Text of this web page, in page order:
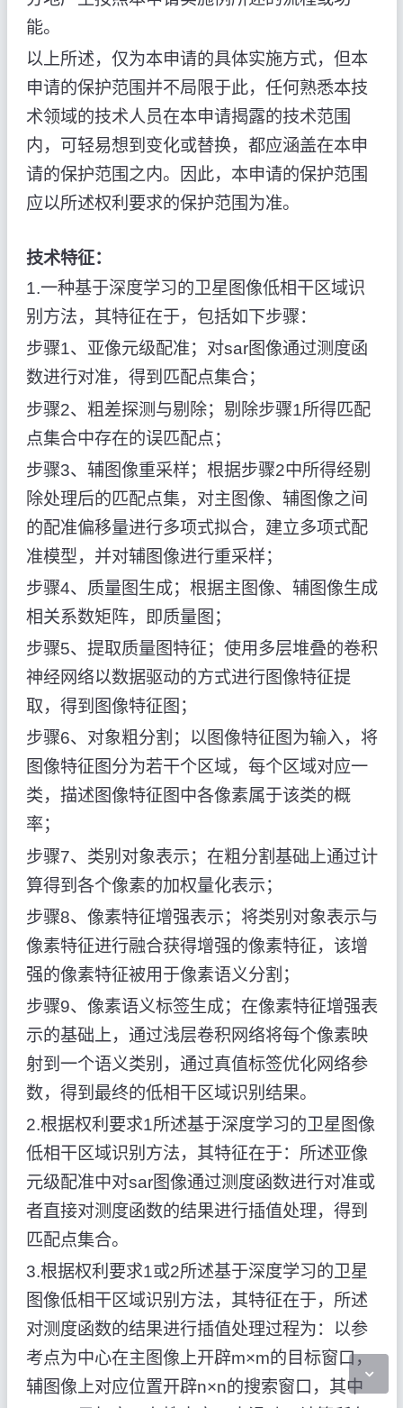
能。
以上所述，仅为本申请的具体实施方式，但本
申请的保护范围并不局限于此，任何熟悉本技
术领域的技术人员在本申请揭露的技术范围
内，可轻易想到变化或替换，都应涵盖在本申
请的保护范围之内。因此，本申请的保护范围
应以所述权利要求的保护范围为准。
技术特征：
1.一种基于深度学习的卫星图像低相干区域识
别方法，其特征在于，包括如下步骤：
步骤1、亚像元级配准；对sar图像通过测度函
数进行对准，得到匹配点集合；
步骤2、粗差探测与剔除；剔除步骤1所得匹配
点集合中存在的误匹配点；
步骤3、辅图像重采样；根据步骤2中所得经剔
除处理后的匹配点集，对主图像、辅图像之间
的配准偏移量进行多项式拟合，建立多项式配
准模型，并对辅图像进行重采样；
步骤4、质量图生成；根据主图像、辅图像生成
相关系数矩阵，即质量图；
步骤5、提取质量图特征；使用多层堆叠的卷积
神经网络以数据驱动的方式进行图像特征提
取，得到图像特征图；
步骤6、对象粗分割；以图像特征图为输入，将
图像特征图分为若干个区域，每个区域对应一
类，描述图像特征图中各像素属于该类的概
率；
步骤7、类别对象表示；在粗分割基础上通过计
算得到各个像素的加权量化表示；
步骤8、像素特征增强表示；将类别对象表示与
像素特征进行融合获得增强的像素特征，该增
强的像素特征被用于像素语义分割；
步骤9、像素语义标签生成；在像素特征增强表
示的基础上，通过浅层卷积网络将每个像素映
射到一个语义类别，通过真值标签优化网络参
数，得到最终的低相干区域识别结果。
2.根据权利要求1所述基于深度学习的卫星图像
低相干区域识别方法，其特征在于：所述亚像
元级配准中对sar图像通过测度函数进行对准或
者直接对测度函数的结果进行插值处理，得到
匹配点集合。
3.根据权利要求1或2所述基于深度学习的卫星
图像低相干区域识别方法，其特征在于，所述
对测度函数的结果进行插值处理过程为：以参
考点为中心在主图像上开辟m×m的目标窗口，
辅图像上对应位置开辟n×n的搜索窗口，其中